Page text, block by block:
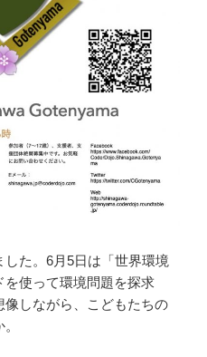
た。6月5日は「世界環境
使って環境問題を探求
像しながら、こどもたちの